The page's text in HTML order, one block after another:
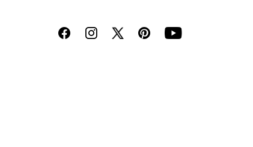
f i p y